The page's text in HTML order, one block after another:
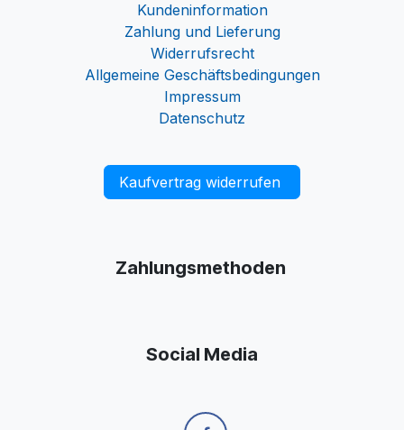
Kundeninformation
Zahlung und Lieferung
Widerrufsrecht
Allgemeine Geschäftsbedingungen
Impressum
Datenschutz
Kaufvertrag widerrufen
Zahlungsmethoden
Social Media